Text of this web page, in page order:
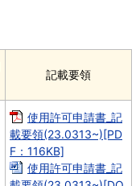
記載要領
使用許可申請書_記
載要領(23.0313~)[PD
F：116KB]
使用許可申請書_記